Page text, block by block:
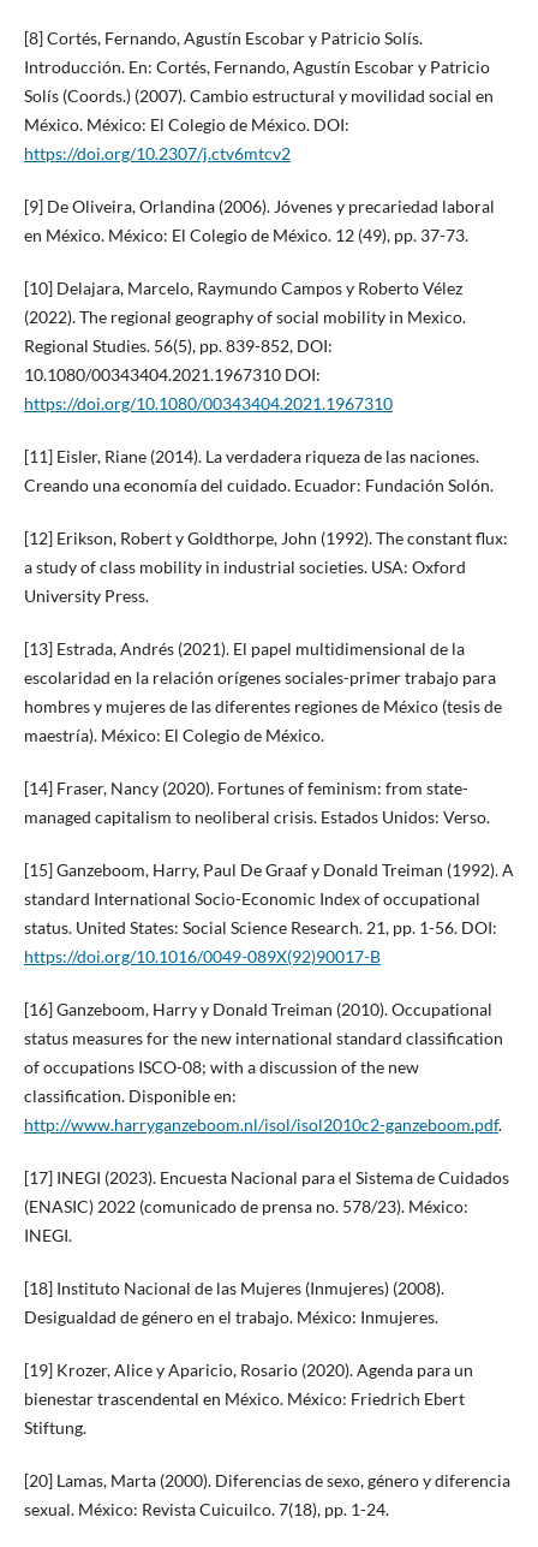
[8] Cortés, Fernando, Agustín Escobar y Patricio Solís.
Introducción. En: Cortés, Fernando, Agustín Escobar y Patricio
Solís (Coords.) (2007). Cambio estructural y movilidad social en
México. México: El Colegio de México. DOI:
https://doi.org/10.2307/j.ctv6mtcv2
[9] De Oliveira, Orlandina (2006). Jóvenes y precariedad laboral
en México. México: El Colegio de México. 12 (49), pp. 37-73.
[10] Delajara, Marcelo, Raymundo Campos y Roberto Vélez
(2022). The regional geography of social mobility in Mexico.
Regional Studies. 56(5), pp. 839-852, DOI:
10.1080/00343404.2021.1967310 DOI:
https://doi.org/10.1080/00343404.2021.1967310
[11] Eisler, Riane (2014). La verdadera riqueza de las naciones.
Creando una economía del cuidado. Ecuador: Fundación Solón.
[12] Erikson, Robert y Goldthorpe, John (1992). The constant flux:
a study of class mobility in industrial societies. USA: Oxford
University Press.
[13] Estrada, Andrés (2021). El papel multidimensional de la
escolaridad en la relación orígenes sociales-primer trabajo para
hombres y mujeres de las diferentes regiones de México (tesis de
maestría). México: El Colegio de México.
[14] Fraser, Nancy (2020). Fortunes of feminism: from state-
managed capitalism to neoliberal crisis. Estados Unidos: Verso.
[15] Ganzeboom, Harry, Paul De Graaf y Donald Treiman (1992). A
standard International Socio-Economic Index of occupational
status. United States: Social Science Research. 21, pp. 1-56. DOI:
https://doi.org/10.1016/0049-089X(92)90017-B
[16] Ganzeboom, Harry y Donald Treiman (2010). Occupational
status measures for the new international standard classification
of occupations ISCO-08; with a discussion of the new
classification. Disponible en:
http://www.harryganzeboom.nl/isol/isol2010c2-ganzeboom.pdf.
[17] INEGI (2023). Encuesta Nacional para el Sistema de Cuidados
(ENASIC) 2022 (comunicado de prensa no. 578/23). México:
INEGI.
[18] Instituto Nacional de las Mujeres (Inmujeres) (2008).
Desigualdad de género en el trabajo. México: Inmujeres.
[19] Krozer, Alice y Aparicio, Rosario (2020). Agenda para un
bienestar trascendental en México. México: Friedrich Ebert
Stiftung.
[20] Lamas, Marta (2000). Diferencias de sexo, género y diferencia
sexual. México: Revista Cuicuilco. 7(18), pp. 1-24.